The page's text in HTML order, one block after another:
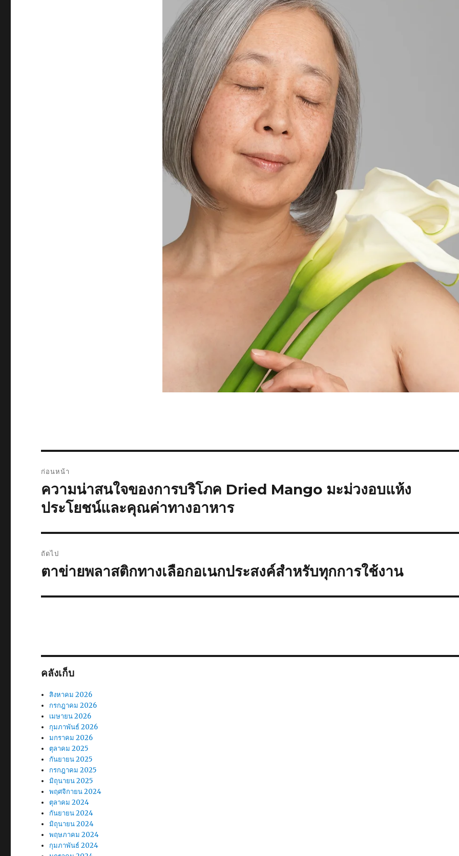
เรื่อง
ก่อนหน้า
เรื่อง
ก่อน
หน้า:
ความน่าสนใจของการบริโภค Dried Mango มะม่วงอบแห้ง
ประโยชน์และคุณค่าทางอาหาร
ถัดไป
เรื่อง
ไป:
ตาข่ายพลาสติกทางเลือกอเนกประสงค์สำหรับทุกการใช้งาน
คลังเก็บ
สิงหาคม 2026
กรกฎาคม 2026
เมษายน 2026
กุมภาพันธ์ 2026
มกราคม 2026
ตุลาคม 2025
กันยายน 2025
กรกฎาคม 2025
มิถุนายน 2025
พฤศจิกายน 2024
ตุลาคม 2024
กันยายน 2024
มิถุนายน 2024
พฤษภาคม 2024
กุมภาพันธ์ 2024